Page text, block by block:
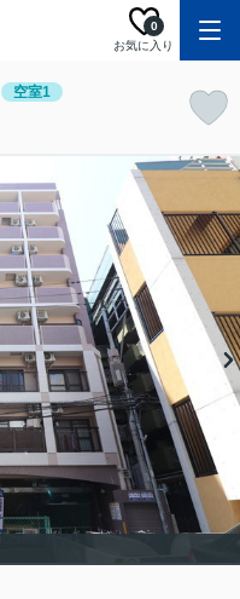
お気に入り
0
空室1